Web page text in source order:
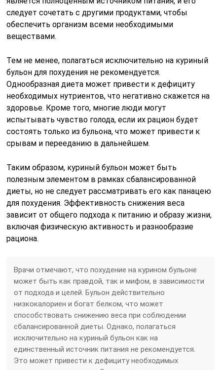
следует сочетать с другими продуктами, чтобы
обеспечить организм всеми необходимыми
веществами.
Тем не менее, полагаться исключительно на куриный
бульон для похудения не рекомендуется.
Однообразная диета может привести к дефициту
необходимых нутриентов, что негативно скажется на
здоровье. Кроме того, многие люди могут
испытывать чувство голода, если их рацион будет
состоять только из бульона, что может привести к
срывам и перееданию в дальнейшем.
Таким образом, куриный бульон может быть
полезным элементом в рамках сбалансированной
диеты, но не следует рассматривать его как панацею
для похудения. Эффективность снижения веса
зависит от общего подхода к питанию и образу жизни,
включая физическую активность и разнообразие
рациона.
Врачи отмечают, что похудение на курином бульоне
может быть как правдой, так и мифом, в зависимости
от подхода и целей. Бульон действительно
низкокалориен и богат белком, что может
способствовать снижению веса при соблюдении
сбалансированной диеты. Однако, полагаться
исключительно на куриный бульон как на
единственный источник питания не рекомендуется.
Это может привести к дефициту необходимых